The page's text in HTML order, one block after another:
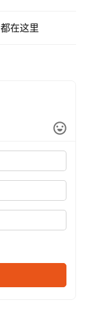
在这里